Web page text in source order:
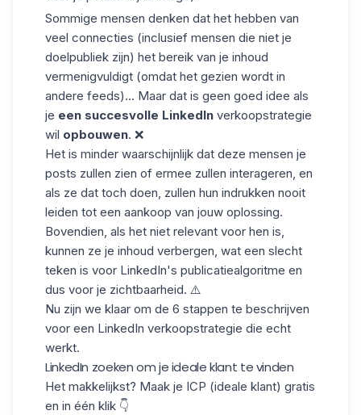
Sommige mensen denken dat het hebben van
veel connecties (inclusief mensen die niet je
doelpubliek zijn) het bereik van je inhoud
vermenigvuldigt (omdat het gezien wordt in
andere feeds)... Maar dat is geen goed idee als
je een succesvolle LinkedIn verkoopstrategie
wil opbouwen. ❌
Het is minder waarschijnlijk dat deze mensen je
posts zullen zien of ermee zullen interageren, en
als ze dat toch doen, zullen hun indrukken nooit
leiden tot een aankoop van jouw oplossing.
Bovendien, als het niet relevant voor hen is,
kunnen ze je inhoud verbergen, wat een slecht
teken is voor LinkedIn's publicatiealgoritme en
dus voor je zichtbaarheid. ⚠️
Nu zijn we klaar om de 6 stappen te beschrijven
voor een LinkedIn verkoopstrategie die echt
werkt.
LinkedIn zoeken om je ideale klant te vinden
Het makkelijkst? Maak je ICP (ideale klant) gratis
en in één klik 👇